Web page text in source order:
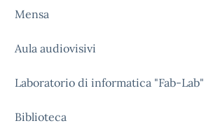
Mensa
Aula audiovisivi
Laboratorio di informatica "Fab-Lab"
Biblioteca